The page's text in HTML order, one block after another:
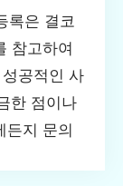
록은 결코
참고하여
공적인 사
한 점이나
든지 문의